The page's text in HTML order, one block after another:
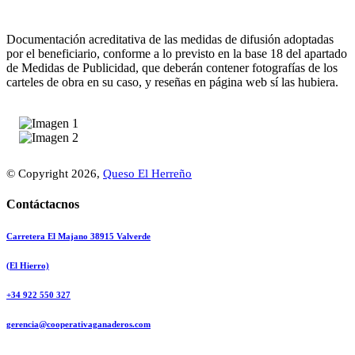
Documentación acreditativa de las medidas de difusión adoptadas
por el beneficiario, conforme a lo previsto en la base 18 del apartado
de Medidas de Publicidad, que deberán contener fotografías de los
carteles de obra en su caso, y reseñas en página web sí las hubiera.
© Copyright 2026, Queso El Herreño
Contáctacnos
Carretera El Majano 38915 Valverde
(El Hierro)
+34 922 550 327
gerencia@cooperativaganaderos.com